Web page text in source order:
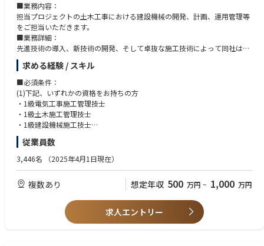
■業務内容：
担当プロジェクトの土木工事における建設機械の開発、計画、運用管理等
をご担当いただきます。
■業務詳細：
先進技術の導入、新技術の開発、そして卓抜な施工技術によって同社は幾
多の歴史的プロジェクトを成し遂げてきました。その中で機電スタッフを
中心に日本の土木事業の機械化施工をリードしてきたという自負がありま
す。高い専門性と豊富な土木事業の知識をもって、重電メーカーチームに
指示を与え、プロジェクトに最適なマシンシステムをつくりあげるなど、
機電職は担当プロジェクトを成功へ導くキーマンです。
(1)安藤ハザマグループ全体の機械調達管理
(2)安藤ハザマ保有機械の維持・管理・運用
(4)工事用電気・通信・計装設備に関する計画・積算・施工管理
(5)機械・装置の技術開発、技術導入
求める経験 / スキル
■必須条件：
(1)下記、いずれかの資格をお持ちの方
・1級電気工事施工管理技士
・1級土木施工管理技士
・1級建設機械施工技士
・第3種電気主任技術者
(2)総合建設業もしくは専門建設会社に在籍し、土木現場での元請として施
工管理の経験が5年以上ある方
従業員数
3,446名 （2025年4月1日現在）
複数あり 想定年収 500 万円 ~ 1,000 万円
求人エントリー